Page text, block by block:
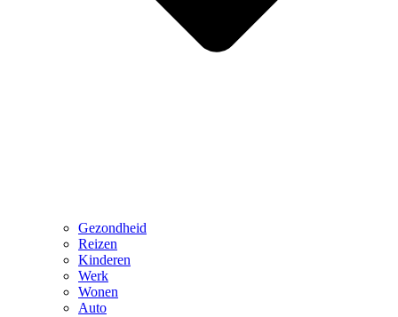
Gezondheid
Reizen
Kinderen
Werk
Wonen
Auto